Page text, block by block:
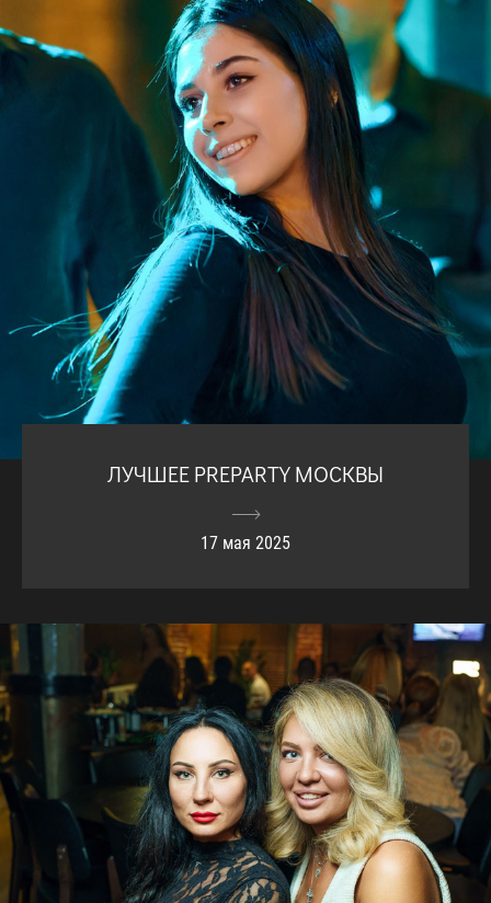
ЛУЧШЕЕ PREPARTY МОСКВЫ
17 мая 2025